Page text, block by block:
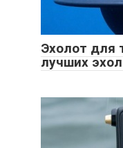
Эхолот для
лучших